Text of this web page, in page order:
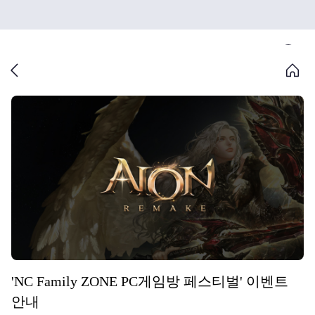
'NC Family ZONE PC게임방 페스티벌' 이벤트
안내